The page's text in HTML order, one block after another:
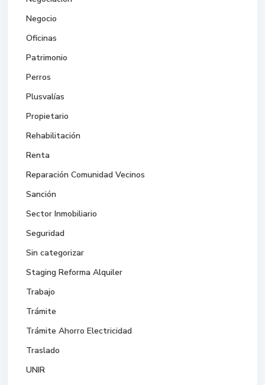
Negocio
Oficinas
Patrimonio
Perros
Plusvalías
Propietario
Rehabilitación
Renta
Reparación Comunidad Vecinos
Sanción
Sector Inmobiliario
Seguridad
Sin categorizar
Staging Reforma Alquiler
Trabajo
Trámite
Trámite Ahorro Electricidad
Traslado
UNIR